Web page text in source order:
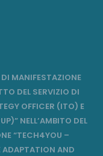
MANIFESTAZIONE
DEL SERVIZIO DI
OFFICER (ITO) E
NELL’AMBITO DEL
“TECH4YOU –
ADAPTATION AND